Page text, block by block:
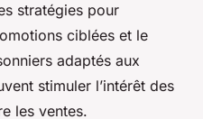
stratégies pour
ciblées et le
adaptés aux
stimuler l’intérêt des
les ventes.